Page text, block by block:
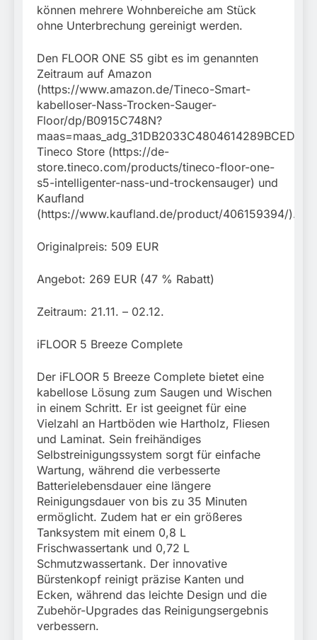
können mehrere Wohnbereiche am Stück
ohne Unterbrechung gereinigt werden.
Den FLOOR ONE S5 gibt es im genannten
Zeitraum auf Amazon
(https://www.amazon.de/Tineco-Smart-
kabelloser-Nass-Trocken-Sauger-
Floor/dp/B0915C748N?
Tineco Store (https://de-
store.tineco.com/products/tineco-floor-one-
s5-intelligenter-nass-und-trockensauger) und
Kaufland
(https://www.kaufland.de/product/406159394/).
Originalpreis: 509 EUR
Angebot: 269 EUR (47 % Rabatt)
Zeitraum: 21.11. – 02.12.
iFLOOR 5 Breeze Complete
Der iFLOOR 5 Breeze Complete bietet eine
kabellose Lösung zum Saugen und Wischen
in einem Schritt. Er ist geeignet für eine
Vielzahl an Hartböden wie Hartholz, Fliesen
und Laminat. Sein freihändiges
Selbstreinigungssystem sorgt für einfache
Wartung, während die verbesserte
Batterielebensdauer eine längere
Reinigungsdauer von bis zu 35 Minuten
ermöglicht. Zudem hat er ein größeres
Tanksystem mit einem 0,8 L
Frischwassertank und 0,72 L
Schmutzwassertank. Der innovative
Bürstenkopf reinigt präzise Kanten und
Ecken, während das leichte Design und die
Zubehör-Upgrades das Reinigungsergebnis
verbessern.